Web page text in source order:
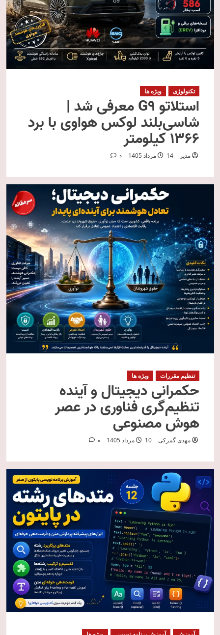
تکنولوژی ویژه ها
استلاتو G9 معرفی شد |
شاسی‌بلند لوکس هواوی با برد
۱۳۶۶ کیلومتر
مدیر 14 مرداد 1405 0
تنظیم مقررات ویژه ها
حکمرانی دیجیتال و آینده
تنظیم‌گری فناوری در عصر
هوش مصنوعی
مهدی گمرکی 10 مرداد 1405 0